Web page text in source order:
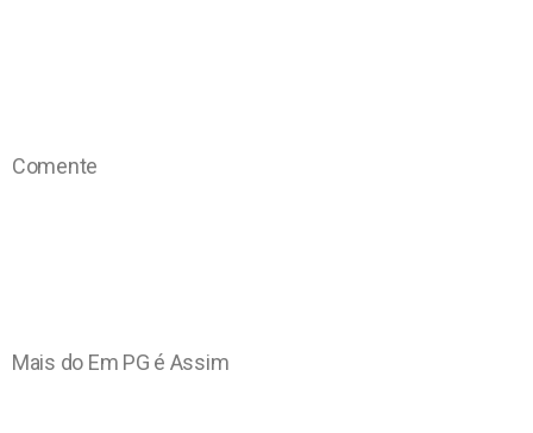
Comente
Mais do Em PG é Assim